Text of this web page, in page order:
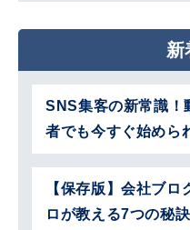
新
SNS集客の新常識！
者でも今すぐ始めら
【保存版】会社ブ
ロが教える7つの秘訣